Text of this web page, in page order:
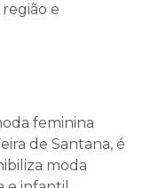
e
feminina
de Santana, é
moda